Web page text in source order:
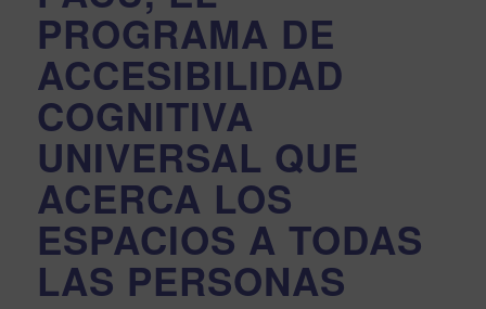
PROGRAMA DE
ACCESIBILIDAD
COGNITIVA
UNIVERSAL QUE
ACERCA LOS
ESPACIOS A TODAS
LAS PERSONAS